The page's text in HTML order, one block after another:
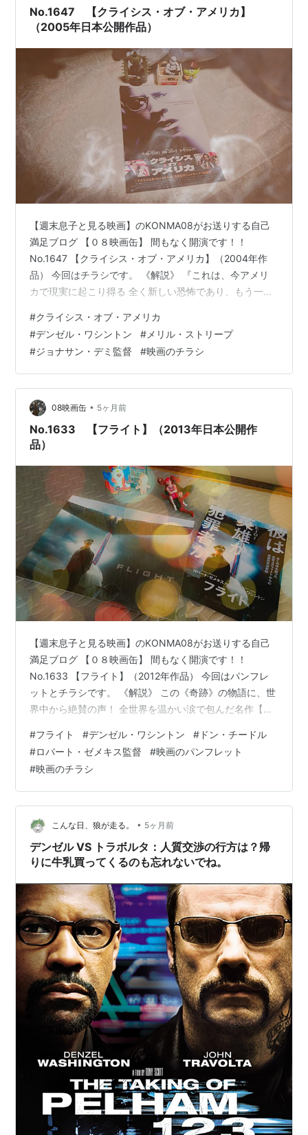
めるようなサスペンスではない。話の展開は急である
が、ゆっくりと楽しめる雰囲気のサスペンスと…
No.1647 【クライシス・オブ・アメリカ】
（2005年日本公開作品）
【週末息子と見る映画】のKONMA08がお送りする自己
満足ブログ 【０８映画缶】 間もなく開演です！！
No.1647 【クライシス・オブ・アメリカ】（2004年作
品） 今回はチラシです。 《解説》 『これは、今アメリ
カで現実に起こり得る 全く新しい恐怖であり、もう一つ
2004年――大混戦をきわめた大統領選挙の年に登場した
【クライシス・オブ・アメリカ】。マインド・コントロ
ールされた人物をホワイトハウスに送り込み世界を影で
牛耳ろうとする巨大組織と、それに気づき真実の解明に
乗り出した一人の男。両者の息詰まる闘い描いた本作は
【華氏911】よりも大胆…
#クライシス・オブ・アメリカ
#デンゼル・ワシントン # メリル・ストリープ
#ジョナサン・デミ監督 #映画のチラシ
08映画缶 • 5ヶ月前
No.1633 【フライト】（2013年日本公開作
品）
【週末息子と見る映画】のKONMA08がお送りする自己
満足ブログ 【０８映画缶】 間もなく開演です！！
No.1633 【フライト】（2012年作品） 今回はパンフレ
ットとチラシです。 《解説》 この《奇跡》の物語に、世
界中から絶賛の声！ 全世界を温かい涙で包んだ名作【フ
監督が【キャスト・アウェイ】から12年――ついに実写
映画に帰って来た！監督ならではの壮大なスケールと奥
深いヒューマンドラマに最新作では飛行機事故で多くの
命を救った英雄への疑惑を描く衝撃のサスペンスが加わ
った。さらに人間の善と悪に迫るエンディングには真の
正義とは何かを示す心を揺さ…
#フライト #デンゼル・ワシントン # ドン・チードル
#ロバート・ゼメキス監督 #映画のパンフレット
#映画のチラシ
こんな日、狼が走る。 • 5ヶ月前
デンゼル VS トラボルタ：人質交渉の行方は？帰
りに牛乳買ってくるのも忘れないでね。